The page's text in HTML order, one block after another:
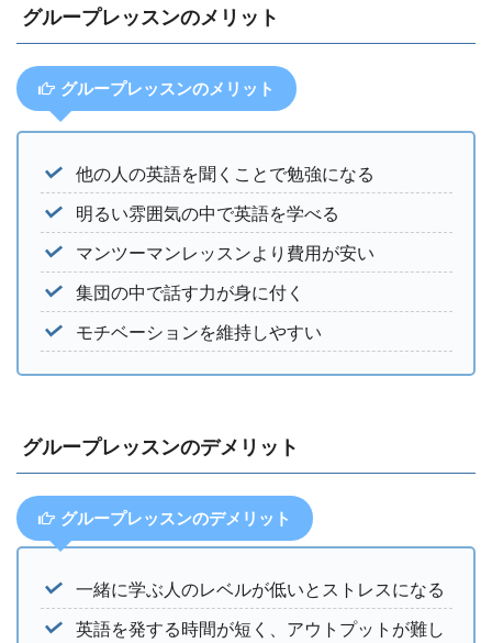
グループレッスンのメリット
グループレッスンのメリット
他の人の英語を聞くことで勉強になる
明るい雰囲気の中で英語を学べる
マンツーマンレッスンより費用が安い
集団の中で話す力が身に付く
モチベーションを維持しやすい
グループレッスンのデメリット
グループレッスンのデメリット
一緒に学ぶ人のレベルが低いとストレスになる
英語を発する時間が短く、アウトプットが難し